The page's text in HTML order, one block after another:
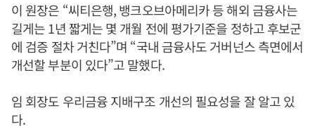
이 원장은 “씨티은행, 뱅크오브아메리카 등 해외 금융사는
길게는 1년 짧게는 몇 개월 전에 평가기준을 정하고 후보군
에 검증 절차 거친다”며 “국내 금융사도 거버넌스 측면에서
개선할 부분이 있다”고 말했다.
임 회장도 우리금융 지배구조 개선의 필요성을 잘 알고 있
다.